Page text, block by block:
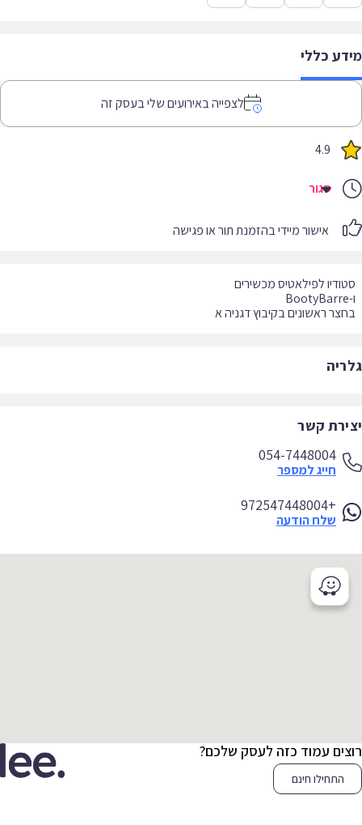
כללי
לצפייה באירועים שלי בעסק זה
4.9
סגור
אישור מיידי בהזמנת תור או פגישה
ראשונים בקיבוץ דגניה א
קשר
054-7448004
חייג למספר
+972547448004
שלח הודעה
עמוד כזה לעסק שלכם?
התחילו חינם